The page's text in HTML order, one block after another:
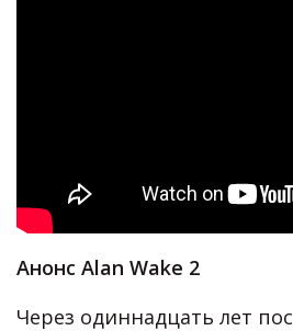
Анонс Alan Wake 2
Через одиннадцать лет